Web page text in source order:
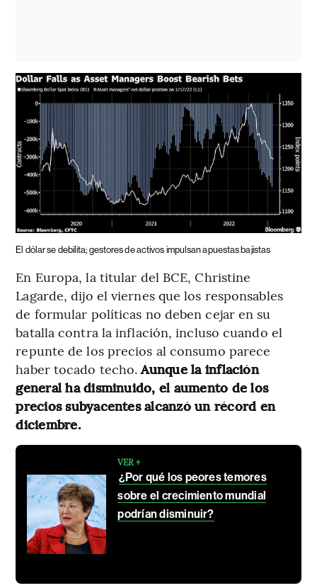
El dólar se debilita; gestores de activos impulsan apuestas bajistas
En Europa, la titular del BCE, Christine
Lagarde, dijo el viernes que los responsables
de formular políticas no deben cejar en su
batalla contra la inflación, incluso cuando el
repunte de los precios al consumo parece
haber tocado techo.Aunque la inflación
general ha disminuido, el aumento de los
precios subyacentes alcanzó un récord en
diciembre.
VER +
¿Por qué los peores temores
sobre el crecimiento mundial
podrían disminuir?